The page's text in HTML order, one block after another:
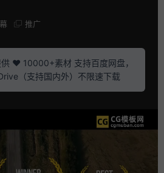
推广
❤️ 10000+素材 支持百度网盘，
（支持国内外）不限速下载